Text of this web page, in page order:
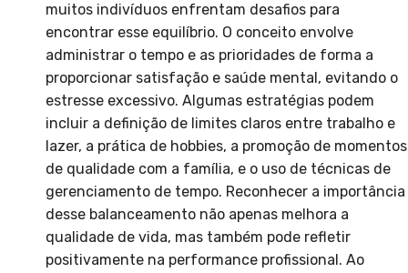
muitos indivíduos enfrentam desafios para
encontrar esse equilíbrio. O conceito envolve
administrar o tempo e as prioridades de forma a
proporcionar satisfação e saúde mental, evitando o
estresse excessivo. Algumas estratégias podem
incluir a definição de limites claros entre trabalho e
lazer, a prática de hobbies, a promoção de momentos
de qualidade com a família, e o uso de técnicas de
gerenciamento de tempo. Reconhecer a importância
desse balanceamento não apenas melhora a
qualidade de vida, mas também pode refletir
positivamente na performance profissional. Ao